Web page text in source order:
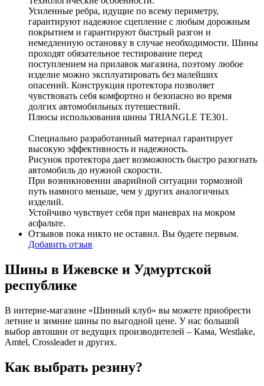
Усиленные ребра, идущие по всему периметру,
гарантируют надежное сцепление с любым дорожным
покрытием и гарантируют быстрый разгон и
немедленную остановку в случае необходимости. Шины
проходят обязательное тестирование перед
поступлением на прилавок магазина, поэтому любое
изделие можно эксплуатировать без малейших
опасений. Конструкция протектора позволяет
чувствовать себя комфортно и безопасно во время
долгих автомобильных путешествий.
Плюсы использования шины TRIANGLE TE301.
Специально разработанный материал гарантирует
высокую эффективность и надежность.
Рисунок протектора дает возможность быстро разогнать
автомобиль до нужной скорости.
При возникновении аварийной ситуации тормозной
путь намного меньше, чем у других аналогичных
изделий.
Устойчиво чувствует себя при маневрах на мокром
асфальте.
Отзывов пока никто не оставил. Вы будете первым.
Добавить отзыв
Шины в Ижевске и Удмуртской
республике
В интерне-магазине «Шинный клуб» вы можете приобрести
летние и зимние шины по выгодной цене. У нас большой
выбор автошин от ведущих производителей – Кама, Westlake,
Amtel, Crossleader и других.
Как выбрать резину?